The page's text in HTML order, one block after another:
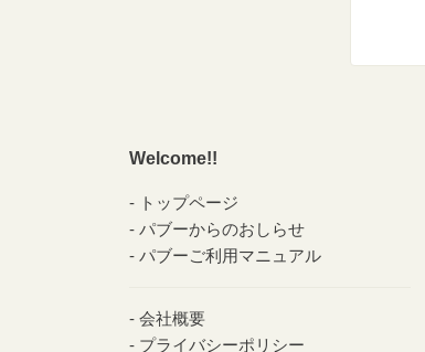
Welcome!!
トップページ
パブーからのおしらせ
パブーご利用マニュアル
会社概要
プライバシーポリシー